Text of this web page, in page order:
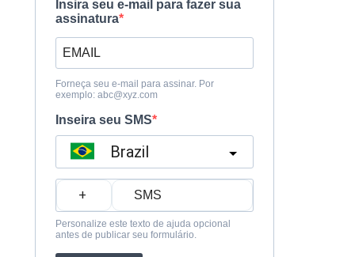
Insira seu e-mail para fazer sua
assinatura
Forneça seu e-mail para assinar. Por
exemplo: abc@xyz.com
Inseira seu SMS
Brazil
Personalize este texto de ajuda opcional
antes de publicar seu formulário.